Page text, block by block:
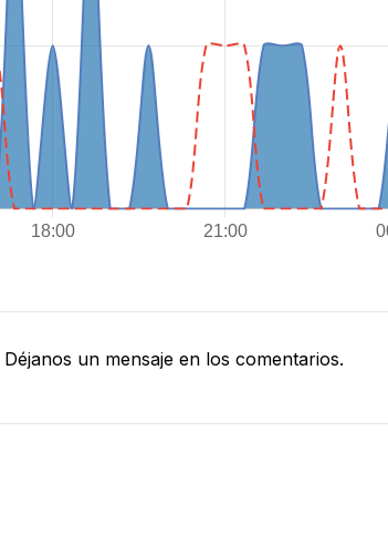
Déjanos un mensaje en los comentarios.